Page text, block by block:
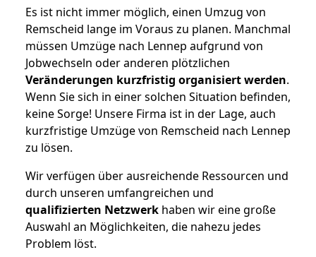
Es ist nicht immer möglich, einen Umzug von
Remscheid lange im Voraus zu planen. Manchmal
müssen Umzüge nach Lennep aufgrund von
Jobwechseln oder anderen plötzlichen
Veränderungen kurzfristig organisiert werden.
Wenn Sie sich in einer solchen Situation befinden,
keine Sorge! Unsere Firma ist in der Lage, auch
kurzfristige Umzüge von Remscheid nach Lennep
zu lösen.
Wir verfügen über ausreichende Ressourcen und
durch unseren umfangreichen und
qualifizierten Netzwerk haben wir eine große
Auswahl an Möglichkeiten, die nahezu jedes
Problem löst.